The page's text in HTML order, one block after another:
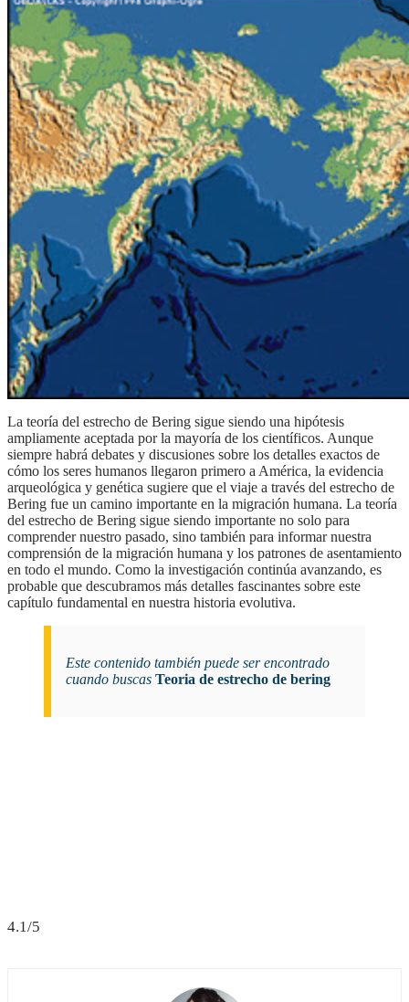
la teoría del estrecho de Bering sigue siendo una hipótesis
ampliamente aceptada por la mayoría de los científicos. Aunque
siempre habrá debates y discusiones sobre los detalles exactos de
cómo los seres humanos llegaron primero a América, la evidencia
arqueológica y genética sugiere que el viaje a través del estrecho de
Bering fue un camino importante en la migración humana. La teoría
del estrecho de Bering sigue siendo importante no solo para
comprender nuestro pasado, sino también para informar nuestra
comprensión de la migración humana y los patrones de asentamiento
en todo el mundo. Como la investigación continúa avanzando, es
probable que descubramos más detalles fascinantes sobre este
capítulo fundamental en nuestra historia evolutiva.
Este contenido también puede ser encontrado
cuando buscas Teoria de estrecho de bering
4.1/5